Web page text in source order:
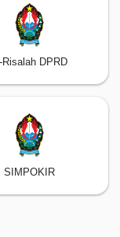
Risalah DPRD
SIMPOKIR